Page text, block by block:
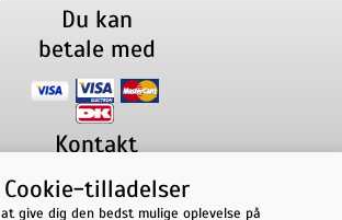
Du kan
betale med
Kontakt
Lillevorde Kær 29280 Storvorde
33182805 | E-mail: kontakt@imania.dk
Telefon:+45 23618990
Cookie-tilladelser
give dig den bedst mulige oplevelse på